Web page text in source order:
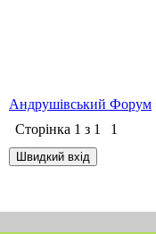
Андрушівський Форум
Сторінка 1 з 1 1